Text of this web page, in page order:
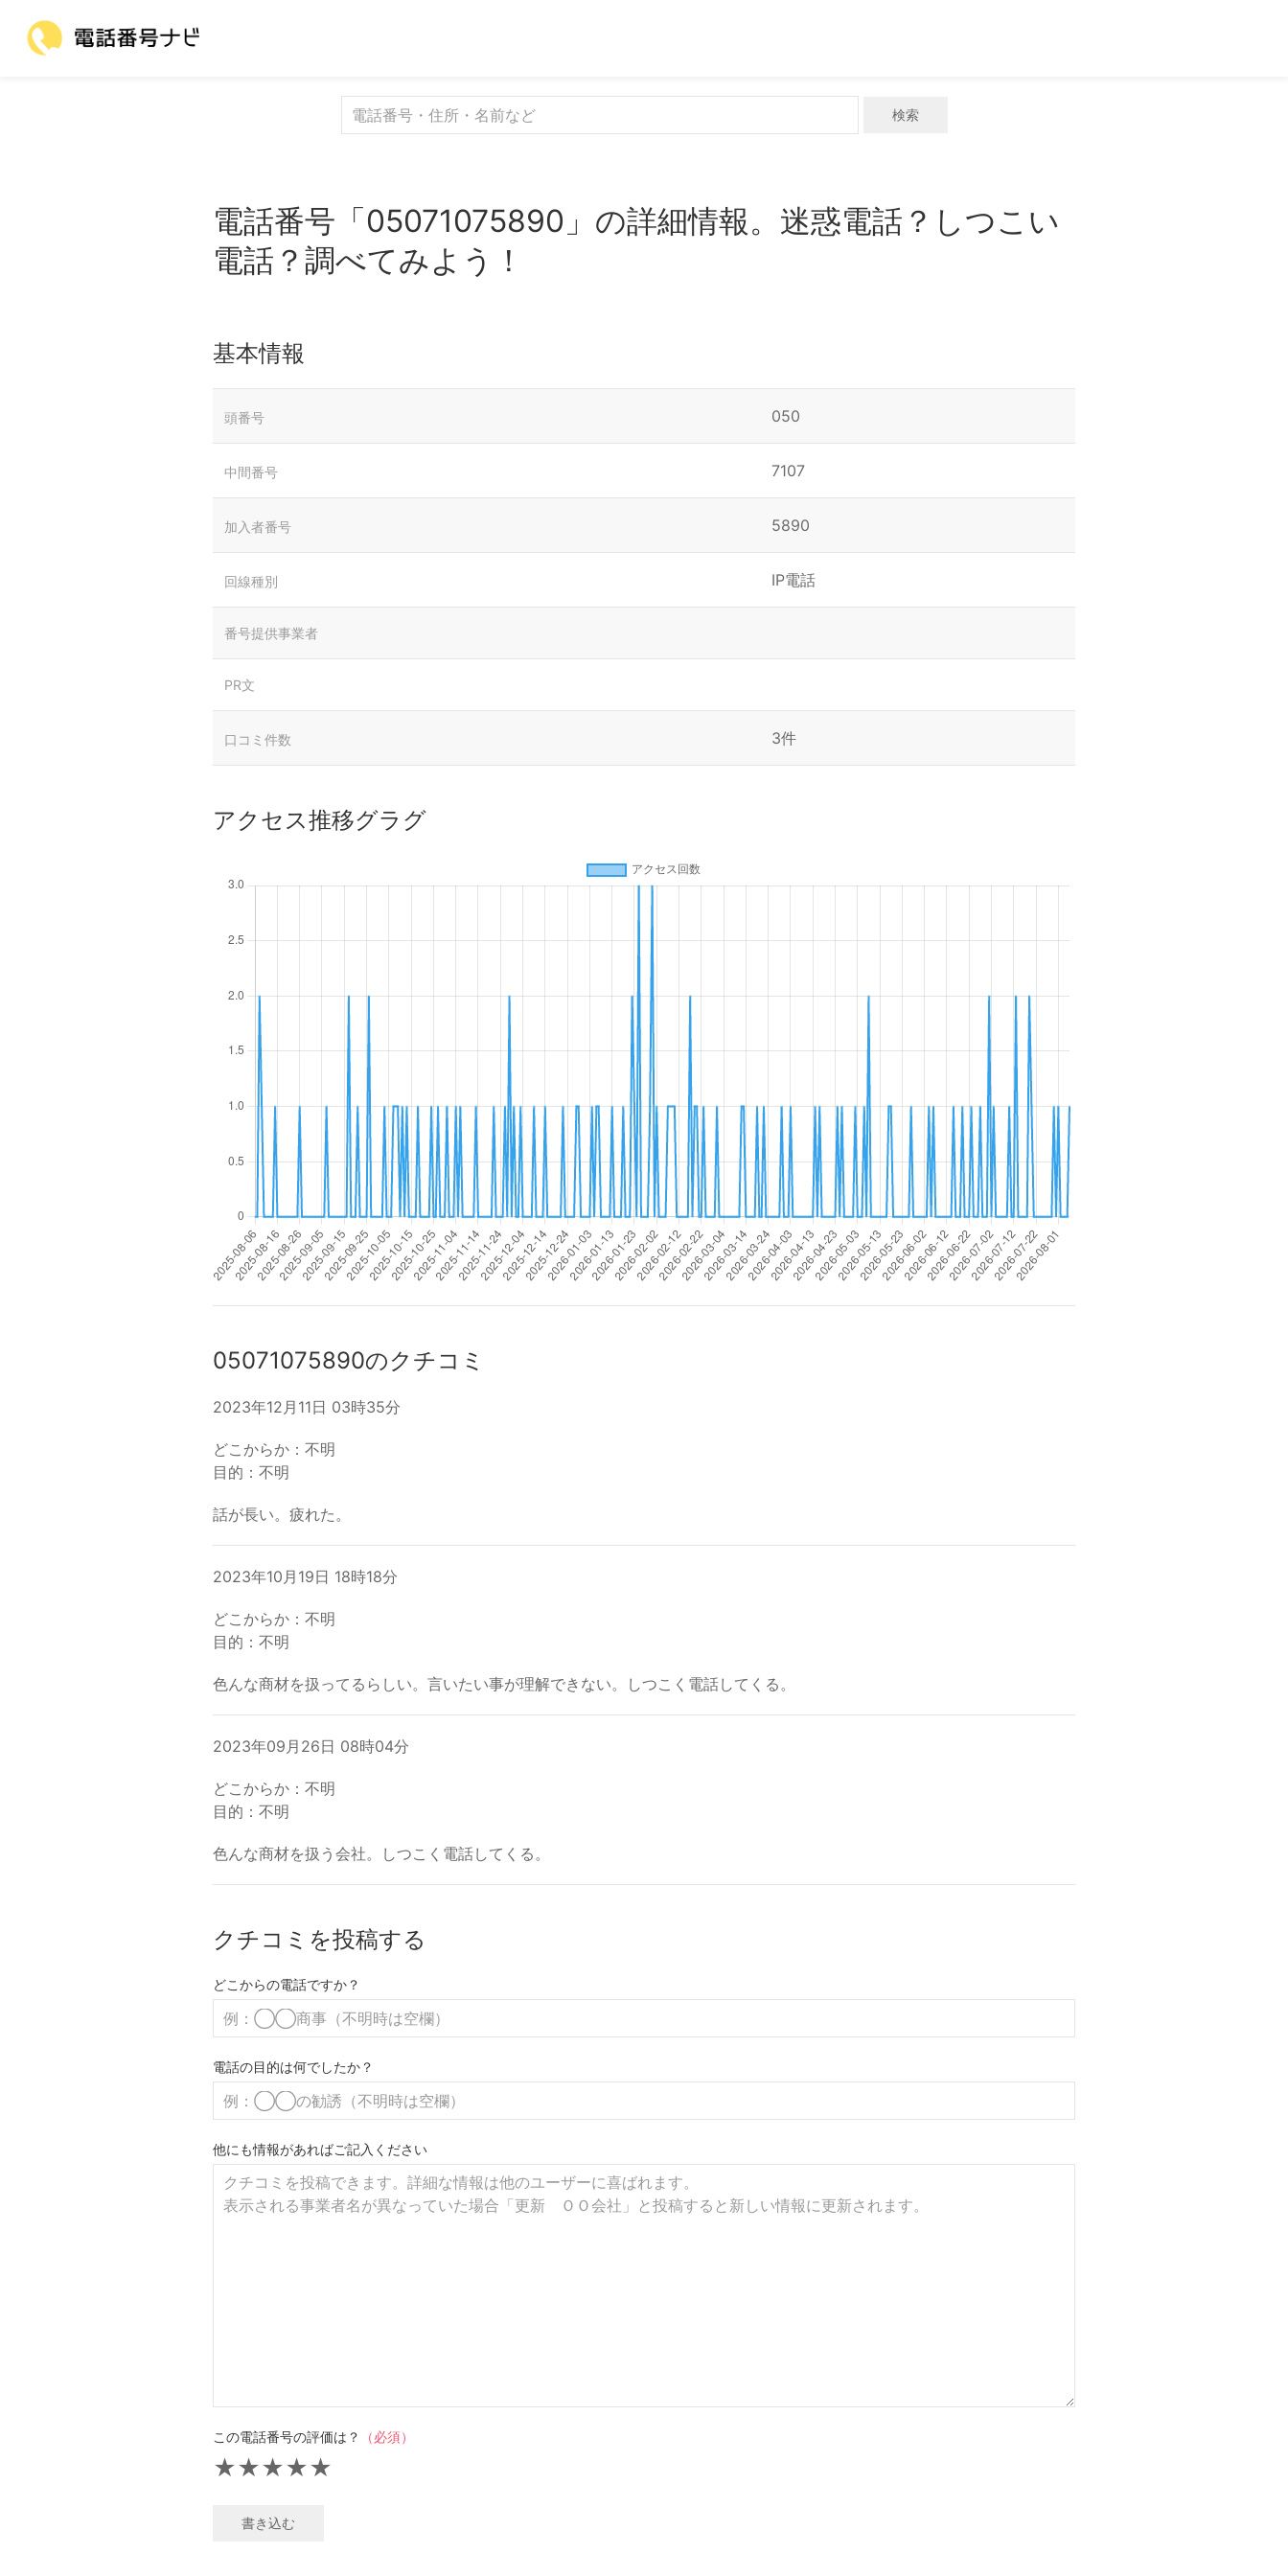
検索
電話番号「05071075890」の詳細情報。迷惑電話？しつこい
電話？調べてみよう！
基本情報
頭番号 050
中間番号 7107
加入者番号 5890
回線種別 IP電話
番号提供事業者
PR文
口コミ件数 3件
アクセス推移グラグ
05071075890のクチコミ
2023年12月11日 03時35分
どこからか：不明
目的：不明
話が長い。疲れた。
2023年10月19日 18時18分
どこからか：不明
目的：不明
色んな商材を扱ってるらしい。言いたい事が理解できない。しつこく電話してくる。
2023年09月26日 08時04分
どこからか：不明
目的：不明
色んな商材を扱う会社。しつこく電話してくる。
クチコミを投稿する
どこからの電話ですか？
電話の目的は何でしたか？
他にも情報があればご記入ください
この電話番号の評価は？ （必須）
★
★
★
★
★
書き込む